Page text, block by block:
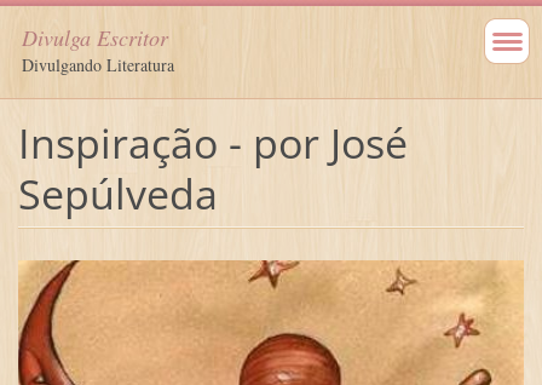
Divulga Escritor
Divulgando Literatura
Inspiração - por José
Sepúlveda